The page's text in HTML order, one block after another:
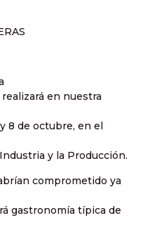
en nuestra
8 de octubre, en el
y la Producción.
comprometido ya
gastronomía típica de